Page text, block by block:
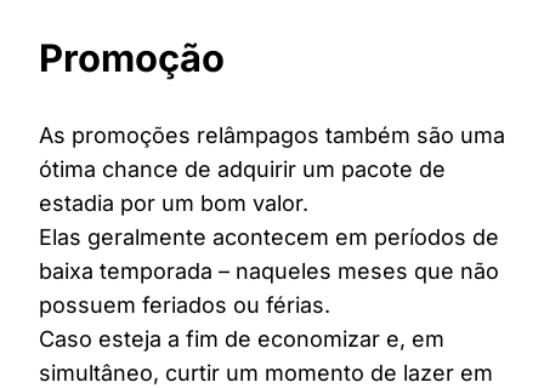
Promoção
As promoções relâmpagos também são uma
ótima chance de adquirir um pacote de
estadia por um bom valor.
Elas geralmente acontecem em períodos de
baixa temporada – naqueles meses que não
possuem feriados ou férias.
Caso esteja a fim de economizar e, em
simultâneo, curtir um momento de lazer em